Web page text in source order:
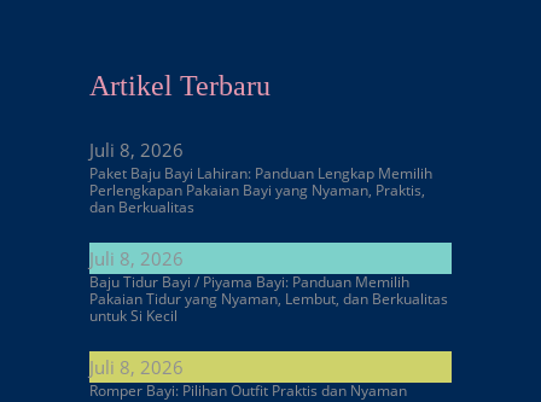
Artikel Terbaru
Juli 8, 2026
Paket Baju Bayi Lahiran: Panduan Lengkap Memilih
Perlengkapan Pakaian Bayi yang Nyaman, Praktis,
dan Berkualitas
Juli 8, 2026
Baju Tidur Bayi / Piyama Bayi: Panduan Memilih
Pakaian Tidur yang Nyaman, Lembut, dan Berkualitas
untuk Si Kecil
Juli 8, 2026
Romper Bayi: Pilihan Outfit Praktis dan Nyaman